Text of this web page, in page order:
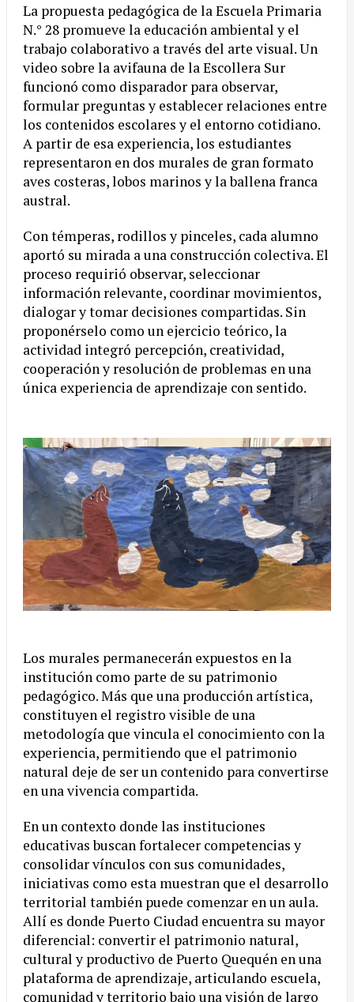
La propuesta pedagógica de la Escuela Primaria
N.° 28 promueve la educación ambiental y el
trabajo colaborativo a través del arte visual. Un
video sobre la avifauna de la Escollera Sur
funcionó como disparador para observar,
formular preguntas y establecer relaciones entre
los contenidos escolares y el entorno cotidiano.
A partir de esa experiencia, los estudiantes
representaron en dos murales de gran formato
aves costeras, lobos marinos y la ballena franca
austral.
Con témperas, rodillos y pinceles, cada alumno
aportó su mirada a una construcción colectiva. El
proceso requirió observar, seleccionar
información relevante, coordinar movimientos,
dialogar y tomar decisiones compartidas. Sin
proponérselo como un ejercicio teórico, la
actividad integró percepción, creatividad,
cooperación y resolución de problemas en una
única experiencia de aprendizaje con sentido.
Los murales permanecerán expuestos en la
institución como parte de su patrimonio
pedagógico. Más que una producción artística,
constituyen el registro visible de una
metodología que vincula el conocimiento con la
experiencia, permitiendo que el patrimonio
natural deje de ser un contenido para convertirse
en una vivencia compartida.
En un contexto donde las instituciones
educativas buscan fortalecer competencias y
consolidar vínculos con sus comunidades,
iniciativas como esta muestran que el desarrollo
territorial también puede comenzar en un aula.
Allí es donde Puerto Ciudad encuentra su mayor
diferencial: convertir el patrimonio natural,
cultural y productivo de Puerto Quequén en una
plataforma de aprendizaje, articulando escuela,
comunidad y territorio bajo una visión de largo